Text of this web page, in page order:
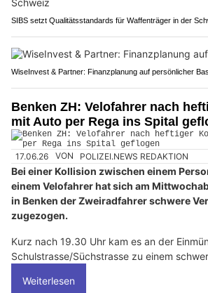
SIBS setzt Qualitätsstandards für Waffenträger in der
WiseInvest & Partner: Finanzplanung auf persönlicher
Benken ZH: Velofahrer nach
mit Auto per Rega ins Spital
17.06.26 VON POLIZEI.NEWS REDAKTION
Bei einer Kollision zwischen einem
einem Velofahrer hat sich am
in Benken der Zweiradfahrer schwere
zugezogen.
Kurz nach 19.30 Uhr kam es an der
Schulstrasse/Süchstrasse zu einem
Weiterlesen